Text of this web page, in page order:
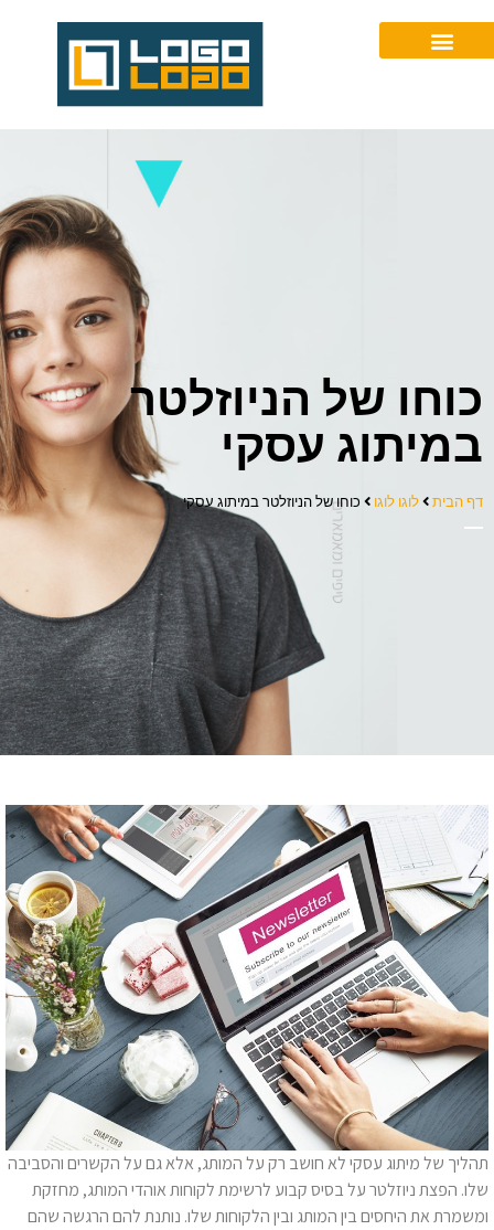
כוחו של הניוזלטר
במיתוג עסקי
דף הבית לוגו לוגו כוחו של הניוזלטר במיתוג עסקי
תהליך של מיתוג עסקי לא חושב רק על המותג, אלא גם על הקשרים והסביבה
שלו. הפצת ניוזלטר על בסיס קבוע לרשימת לקוחות אוהדי המותג, מחזקת
ומשמרת את היחסים בין המותג ובין הלקוחות שלו. נותנת להם הרגשה שהם